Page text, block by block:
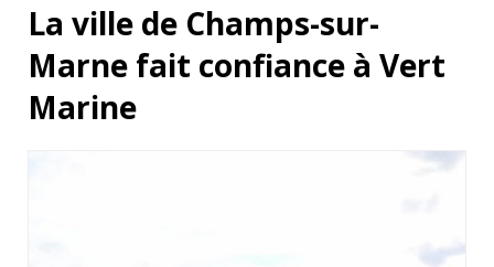
La ville de Champs-sur-
Marne fait confiance à Vert
Marine